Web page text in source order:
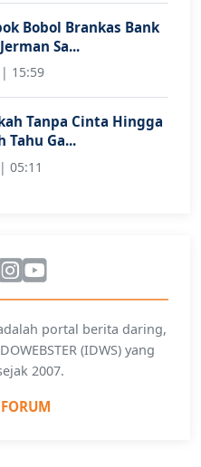
Bobol Brankas Bank
Sa...
| 15:59
Tanpa Cinta Hingga
Tahu Ga...
05:11
portal berita daring,
(IDWS) yang
2007.
FORUM